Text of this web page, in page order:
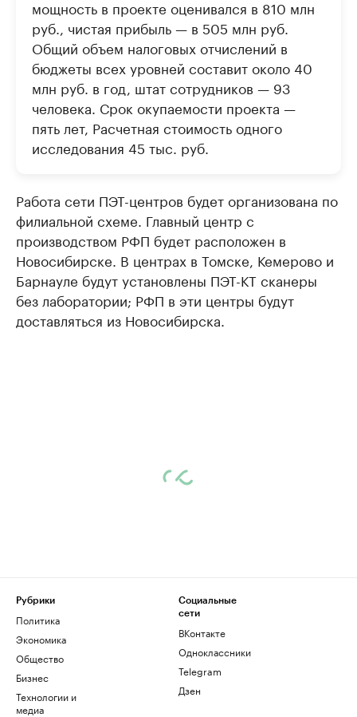
мощность в проекте оценивался в 810 млн
руб., чистая прибыль — в 505 млн руб.
Общий объем налоговых отчислений в
бюджеты всех уровней составит около 40
млн руб. в год, штат сотрудников — 93
человека. Срок окупаемости проекта —
пять лет, Расчетная стоимость одного
исследования 45 тыс. руб.
Работа сети ПЭТ-центров будет организована по
филиальной схеме. Главный центр с
производством РФП будет расположен в
Новосибирске. В центрах в Томске, Кемерово и
Барнауле будут установлены ПЭТ-КТ сканеры
без лаборатории; РФП в эти центры будут
доставляться из Новосибирска.
Рубрики
Политика
Экономика
Общество
Бизнес
Технологии и
медиа
Социальные
сети
ВКонтакте
Одноклассники
Telegram
Дзен